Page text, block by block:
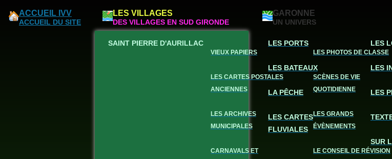
ACCUEIL IVV
ACCUEIL DU SITE
LES VILLAGES
DES VILLAGES EN SUD GIRONDE
SAINT PIERRE D'AURILLAC
VIEUX PAPIERS
LES CARTES POSTALES
ANCIENNES
LES ARCHIVES
MUNICIPALES
CARNAVALS ET
LES PHOTOS DE CLASSE
SCÈNES DE VIE
QUOTIDIENNE
LES GRANDS
ÉVÈNEMENTS
LE CONSEIL DE RÉVISION
GARONNE
UN UNIVERS
LES PORTS
LES BATEAUX
LA PÊCHE
LES CARTES
FLUVIALES
LES
LES
LES
SUR